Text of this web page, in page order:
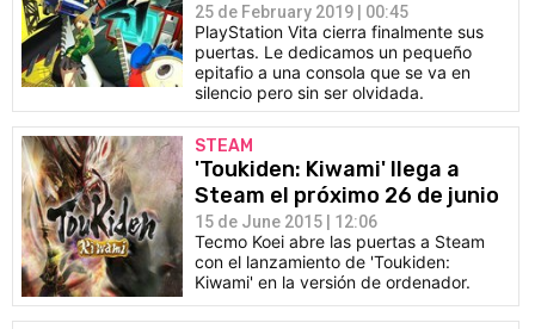
25 de February 2019 | 00:45
PlayStation Vita cierra finalmente sus
puertas. Le dedicamos un pequeño
epitafio a una consola que se va en
silencio pero sin ser olvidada.
STEAM
'Toukiden: Kiwami' llega a
Steam el próximo 26 de junio
15 de June 2015 | 12:06
Tecmo Koei abre las puertas a Steam
con el lanzamiento de 'Toukiden:
Kiwami' en la versión de ordenador.